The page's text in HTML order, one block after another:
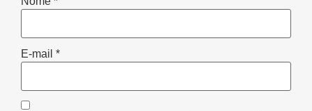
E-mail *